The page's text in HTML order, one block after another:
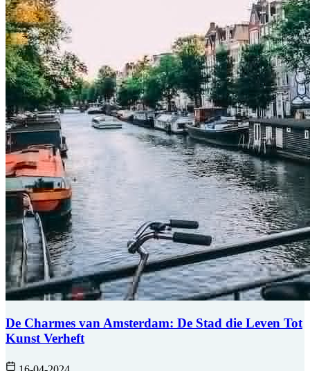
De Charmes van Amsterdam: De Stad die Leven Tot
Kunst Verheft